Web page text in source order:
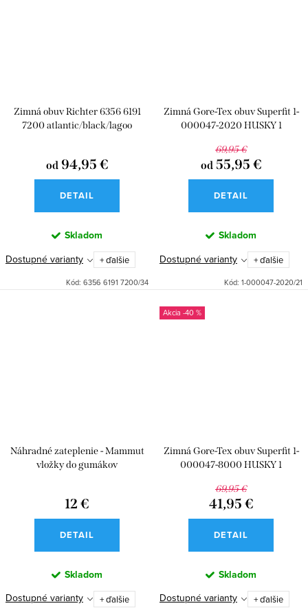
Zimná obuv Richter 6356 6191
7200 atlantic/black/lagoo
od94,95 €
DETAIL
Skladom
Dostupné varianty + ďalšie
Kód: 6356 6191 7200/34
Zimná Gore-Tex obuv Superfit 1-
000047-2020 HUSKY 1
69,95 €
od55,95 €
DETAIL
Skladom
Dostupné varianty + ďalšie
Kód: 1-000047-2020/21
Náhradné zateplenie - Mammut
vložky do gumákov
12 €
DETAIL
Skladom
Dostupné varianty + ďalšie
-40 %
Zimná Gore-Tex obuv Superfit 1-
000047-8000 HUSKY 1
69,95 €
41,95 €
DETAIL
Skladom
Dostupné varianty + ďalšie